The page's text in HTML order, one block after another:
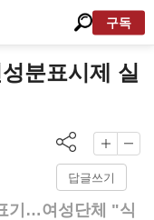
구독
분표시제 실
답글쓰기
기…여성단체 "식